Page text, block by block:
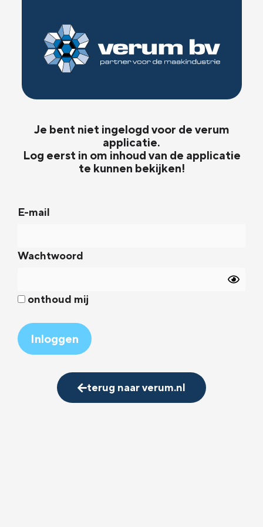
Je bent niet ingelogd voor de verum
applicatie.
Log eerst in om inhoud van de applicatie
te kunnen bekijken!
E-mail
Wachtwoord
onthoud mij
terug naar verum.nl